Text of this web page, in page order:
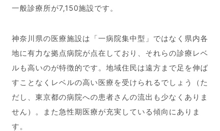
一般診療所が7,150施設です。
神奈川県の医療施設は「一病院集中型」ではなく県内各
地に有力な拠点病院が点在しており、それらの診療レベ
ルも高いのが特徴的です。地域住民は遠方まで足を伸ば
すことなくレベルの高い医療を受けられるでしょう（た
だし、東京都の病院への患者さんの流出も少なくありま
せん）。また急性期医療が充実している傾向にありま
す。